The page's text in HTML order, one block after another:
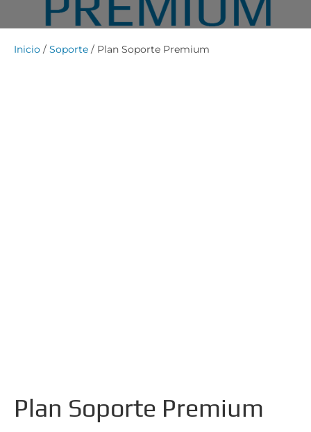
Inicio / Soporte / Plan Soporte Premium
Plan Soporte Premium